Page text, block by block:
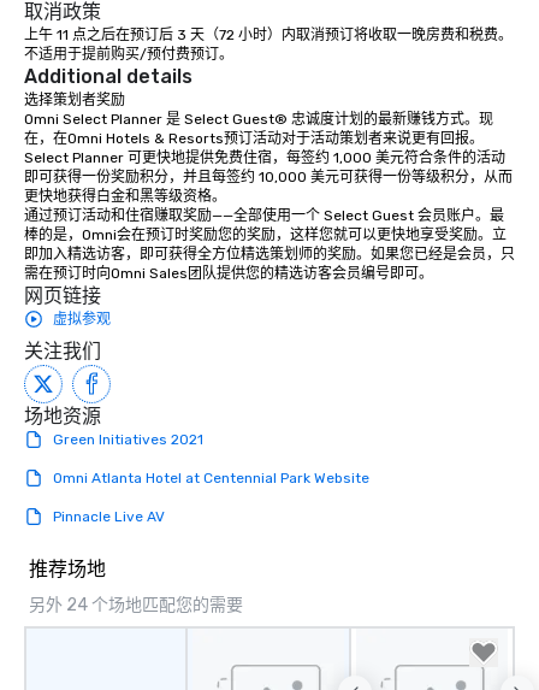
取消政策
上午 11 点之后在预订后 3 天（72 小时）内取消预订将收取一晚房费和税费。
不适用于提前购买/预付费预订。
Additional details
选择策划者奖励
Omni Select Planner 是 Select Guest® 忠诚度计划的最新赚钱方式。现
在，在Omni Hotels & Resorts预订活动对于活动策划者来说更有回报。
Select Planner 可更快地提供免费住宿，每签约 1,000 美元符合条件的活动
即可获得一份奖励积分，并且每签约 10,000 美元可获得一份等级积分，从而
更快地获得白金和黑等级资格。
通过预订活动和住宿赚取奖励——全部使用一个 Select Guest 会员账户。最
棒的是，Omni会在预订时奖励您的奖励，这样您就可以更快地享受奖励。立
即加入精选访客，即可获得全方位精选策划师的奖励。如果您已经是会员，只
需在预订时向Omni Sales团队提供您的精选访客会员编号即可。
网页链接
虚拟参观
关注我们
场地资源
Green Initiatives 2021
Omni Atlanta Hotel at Centennial Park Website
Pinnacle Live AV
推荐场地
另外 24 个场地匹配您的需要